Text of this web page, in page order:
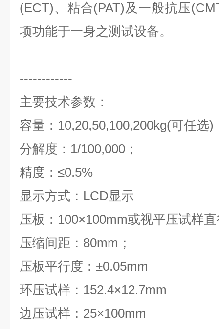
(ECT)、粘合(PAT)及一般抗压
项功能于一身之测试设备。
------------
主要技术参数：
容量：10,20,50,100,200kg(可任选)
分解度：1/100,000；
精度：≤0.5%
显示方式：LCD显示
压板：100×100mm或视平压试样
压缩间距：80mm；
压板平行度：±0.05mm
环压试样：152.4×12.7mm
边压试样：25×100mm